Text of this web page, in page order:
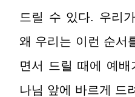
드릴 수 있다. 우리
왜 우리는 이런 순서
면서 드릴 때에 예
나님 앞에 바르게 드